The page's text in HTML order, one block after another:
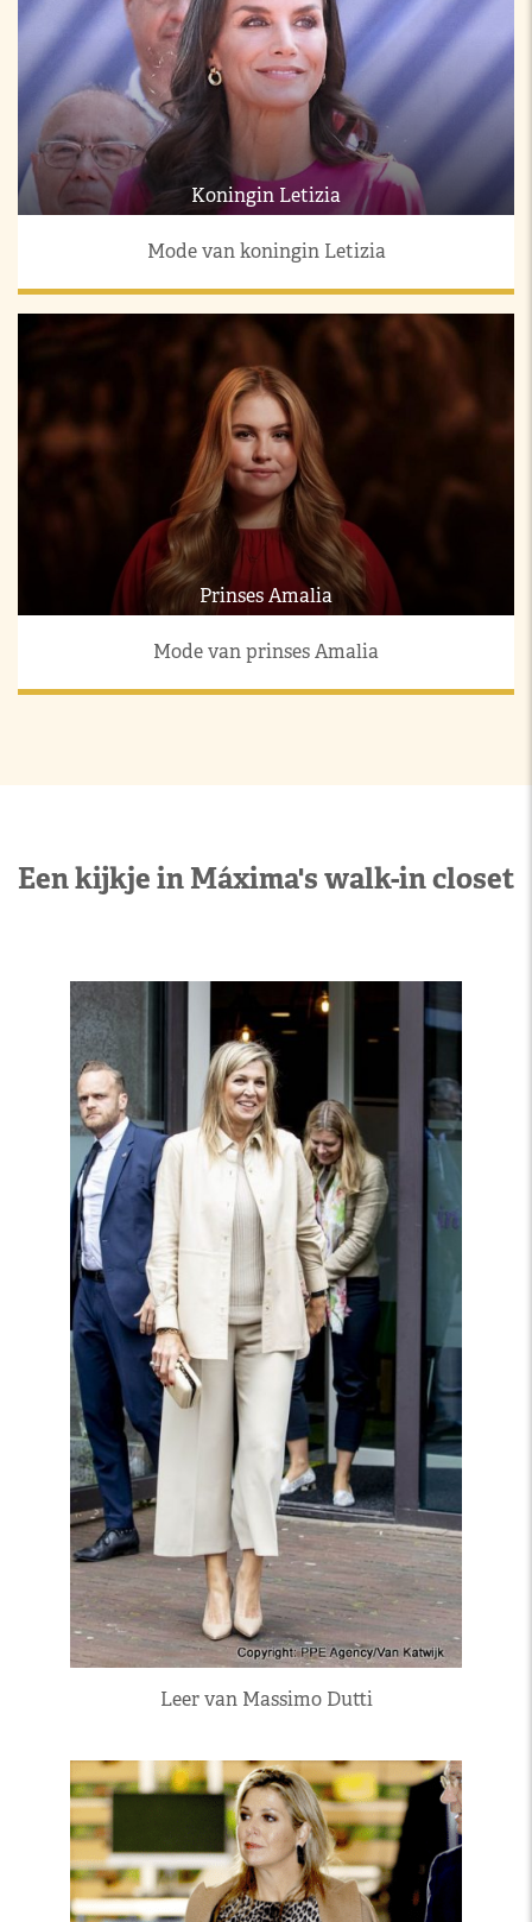
Koningin Letizia
Mode van koningin Letizia
Prinses Amalia
Mode van prinses Amalia
Een kijkje in Máxima's walk-in closet
Leer van Massimo Dutti